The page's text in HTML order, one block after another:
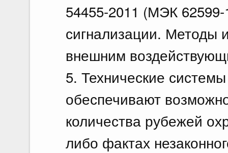
54455-2011 (МЭК
сигнализации. Методы
внешним
5. Технические
обеспечивают
количества рубежей
либо фактах